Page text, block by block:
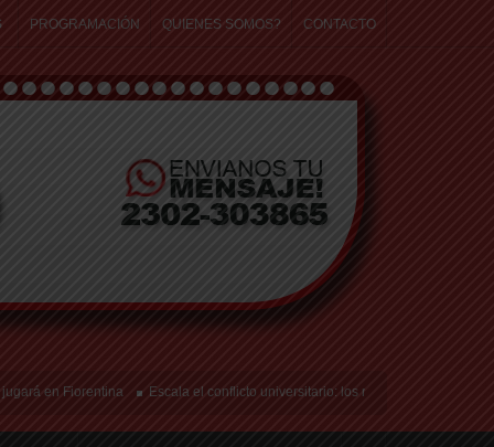
PROGRAMACIÓN QUIENES SOMOS? CONTACTO
Fiorentina Escala el conflicto universitario: los rectores piden a la Justicia